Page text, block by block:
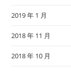
2019 年 1 月
2018 年 11 月
2018 年 10 月